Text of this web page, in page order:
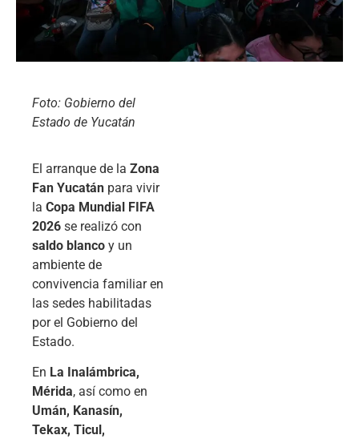
Foto: Gobierno del
Estado de Yucatán
El arranque de la Zona
Fan Yucatán para vivir
la Copa Mundial FIFA
2026 se realizó con
saldo blanco y un
ambiente de
convivencia familiar en
las sedes habilitadas
por el Gobierno del
Estado.
En La Inalámbrica,
Mérida, así como en
Umán, Kanasín,
Tekax, Ticul,